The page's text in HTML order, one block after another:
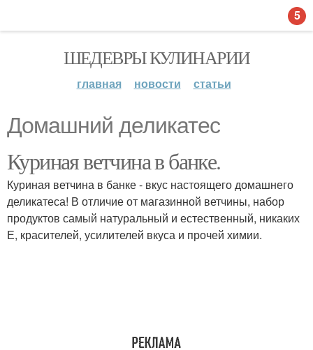
ШЕДЕВРЫ КУЛИНАРИИ
главная новости статьи
Домашний деликатес
Куриная ветчина в банке.
Куриная ветчина в банке - вкус настоящего домашнего
деликатеса! В отличие от магазинной ветчины, набор
продуктов самый натуральный и естественный, никаких
Е, красителей, усилителей вкуса и прочей химии.
5